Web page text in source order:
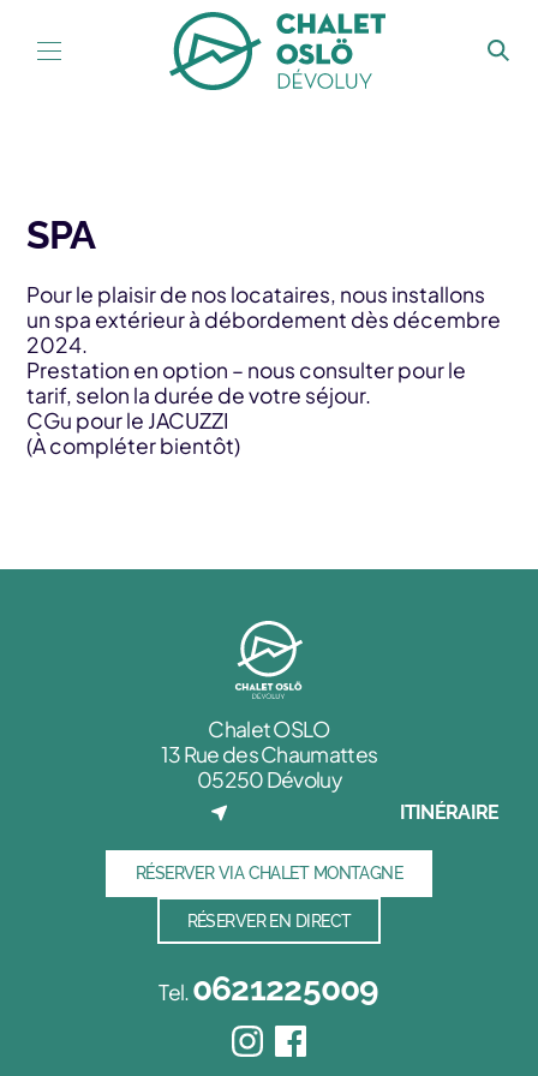
SPA
Pour le plaisir de nos locataires, nous installons
un spa extérieur à débordement dès décembre
2024.
Prestation en option – nous consulter pour le
tarif, selon la durée de votre séjour.
CGu pour le JACUZZI
(À compléter bientôt)
Chalet OSLO
13 Rue des Chaumattes
05250 Dévoluy
ITINÉRAIRE
RÉSERVER VIA CHALET MONTAGNE
RÉSERVER EN DIRECT
Tel.0621225009